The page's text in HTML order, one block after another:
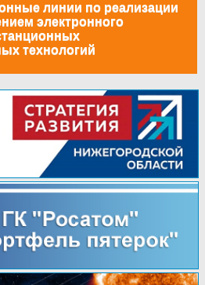
линии по реализации
электронного
технологий